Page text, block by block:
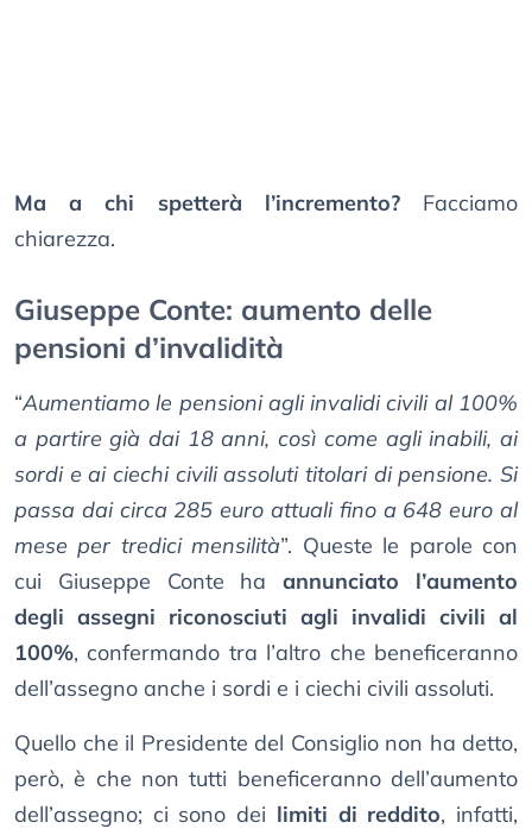
Ma a chi spetterà l’incremento?Facciamo
chiarezza.
Giuseppe Conte: aumento delle
pensioni d’invalidità
“Aumentiamo le pensioni agli invalidi civili al 100%
a partire già dai 18 anni, così come agli inabili, ai
sordi e ai ciechi civili assoluti titolari di pensione. Si
passa dai circa 285 euro attuali fino a 648 euro al
mese per tredici mensilità”. Queste le parole con
cui Giuseppe Conte haannunciato l’aumento
degli assegni riconosciuti agli invalidi civili al
100%, confermando tra l’altro che beneficeranno
dell’assegno anche i sordi e i ciechi civili assoluti.
Quello che il Presidente del Consiglio non ha detto,
però, è che non tutti beneficeranno dell’aumento
dell’assegno; ci sono dei limiti di reddito, infatti,